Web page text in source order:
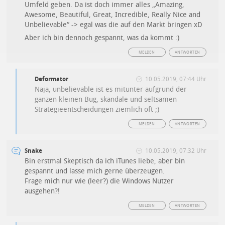
Umfeld geben. Da ist doch immer alles „Amazing,
Awesome, Beautiful, Great, Incredible, Really Nice and
Unbelievable“ -> egal was die auf den Markt bringen xD
Aber ich bin dennoch gespannt, was da kommt :)
ANTWORTEN
MELDEN
Deformator 10.05.2019, 07:44 Uhr
Naja, unbelievable ist es mitunter aufgrund der
ganzen kleinen Bug, skandale und seltsamen
Strategieentscheidungen ziemlich oft ;)
ANTWORTEN
MELDEN
Snake 10.05.2019, 07:32 Uhr
Bin erstmal Skeptisch da ich iTunes liebe, aber bin
gespannt und lasse mich gerne überzeugen.
Frage mich nur wie (leer?) die Windows Nutzer
ausgehen?!
ANTWORTEN
MELDEN